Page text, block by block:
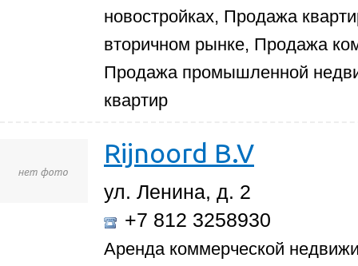
новостройках, Продажа
вторичном рынке, Продажа
Продажа промышленной
квартир
Rijnoord B.V
ул. Ленина, д. 2
+7 812 3258930
Аренда коммерческой